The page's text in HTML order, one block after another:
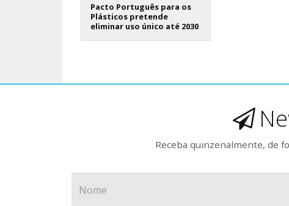
Pacto Português para os
Plásticos pretende
eliminar uso único até 2030
Receba quinzenalmente, de